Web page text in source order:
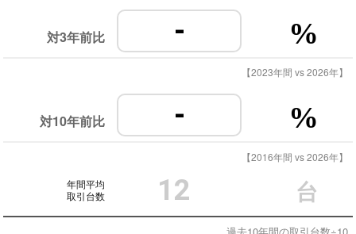
対3年前比 - %
【2023年間 vs 2026年】
対10年前比 - %
【2016年間 vs 2026年】
年間平均
取引台数
12 台